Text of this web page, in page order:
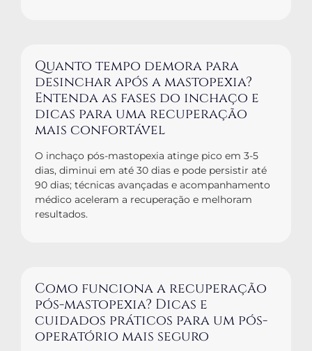
Quanto tempo demora para
desinchar após a mastopexia?
Entenda as fases do inchaço e
dicas para uma recuperação
mais confortável
O inchaço pós-mastopexia atinge pico em 3-5
dias, diminui em até 30 dias e pode persistir até
90 dias; técnicas avançadas e acompanhamento
médico aceleram a recuperação e melhoram
resultados.
Como funciona a recuperação
pós-mastopexia? Dicas e
cuidados práticos para um pós-
operatório mais seguro